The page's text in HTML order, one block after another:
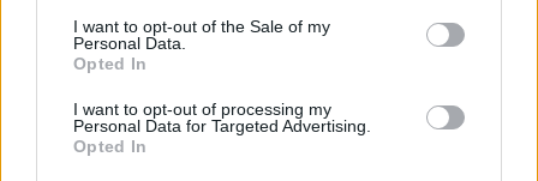
I want to opt-out of the Sale of my
Personal Data.
Opted In
I want to opt-out of processing my
Personal Data for Targeted Advertising.
Opted In
Vai all'archivio delle vignette